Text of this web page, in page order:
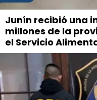
Junín recibió una
millones de la
el Servicio